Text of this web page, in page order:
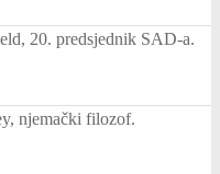
20. predsjednik SAD-a.
njemački filozof.